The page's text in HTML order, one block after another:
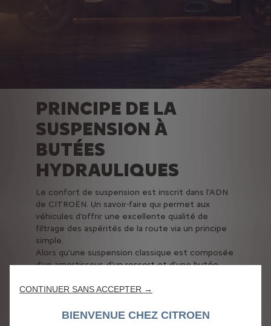
PRINCIPE DE LA
SUSPENSION À
BUTÉES
HYDRAULIQUES
Le confort de suspension est inscrit dans l'ADN
de CITROËN. Un savoir-faire qui permet aux
véhicules d'offrir une excellente qualité de
filtrage des aspérités de la route via un principe
simple.
Alors qu'une suspension classique est composée
d'un amortisseur, d'un ressort et d'une butée
butées hydrauliques - une de détente et une de
travailler la suspension en fonction des types de
CONTINUER SANS ACCEPTER →
BIENVENUE CHEZ CITROEN